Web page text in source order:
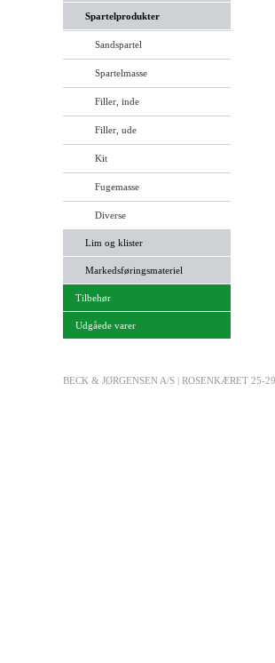
Spartelprodukter
Sandspartel
Spartelmasse
Filler, inde
Filler, ude
Kit
Fugemasse
Diverse
Lim og klister
Markedsføringsmateriel
Tilbehør
Udgåede varer
BECK & JØRGENSEN A/S | ROSENKÆRET 25-